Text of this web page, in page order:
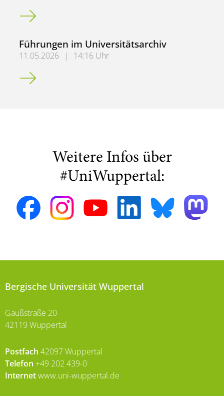
Abel-Preis für ehemaligen Wuppertaler
Führungen im Universitätsarchiv
11.05.2026 |
14:16 Uhr
Führungen im Universitätsarchiv
Weitere Infos über
#UniWuppertal:
Bergische Universität Wuppertal
Gaußstraße 20
42119 Wuppertal
Postfach 42097 Wuppertal
Telefon +49 202 439-0
Internetwww.uni-wuppertal.de